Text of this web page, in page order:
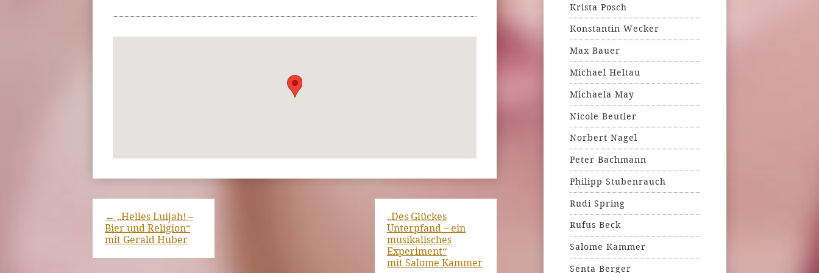
← „Helles Luijah! –
Bier und Religion“
mit Gerald Huber
„Des Glückes
Unterpfand – ein
musikalisches
Experiment“
mit Salome Kammer
Krista Posch
Konstantin Wecker
Max Bauer
Michael Heltau
Michaela May
Nicole Beutler
Norbert Nagel
Peter Bachmann
Philipp Stubenrauch
Rudi Spring
Rufus Beck
Salome Kammer
Senta Berger